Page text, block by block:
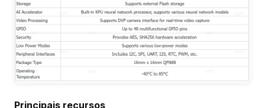
Principais recursos